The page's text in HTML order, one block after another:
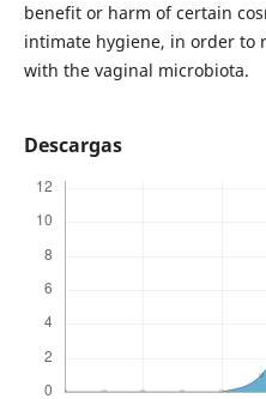
benefit or harm of certain
intimate hygiene, in order to
with the vaginal microbiota.
Descargas